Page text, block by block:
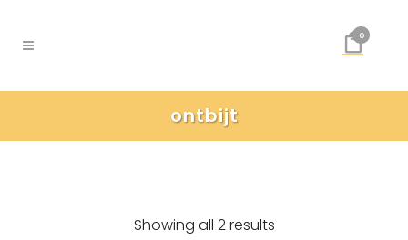
0
ontbijt
Showing all 2 results